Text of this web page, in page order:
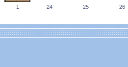
1 24 25 26